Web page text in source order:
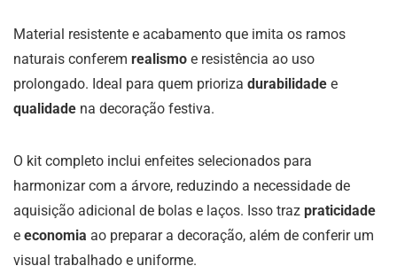
Material resistente e acabamento que imita os ramos
naturais conferem realismo e resistência ao uso
prolongado. Ideal para quem prioriza durabilidade e
qualidade na decoração festiva.
O kit completo inclui enfeites selecionados para
harmonizar com a árvore, reduzindo a necessidade de
aquisição adicional de bolas e laços. Isso traz praticidade
e economia ao preparar a decoração, além de conferir um
visual trabalhado e uniforme.